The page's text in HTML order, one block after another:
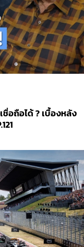
ชื่อถือได้ ? เบื้องหลัง